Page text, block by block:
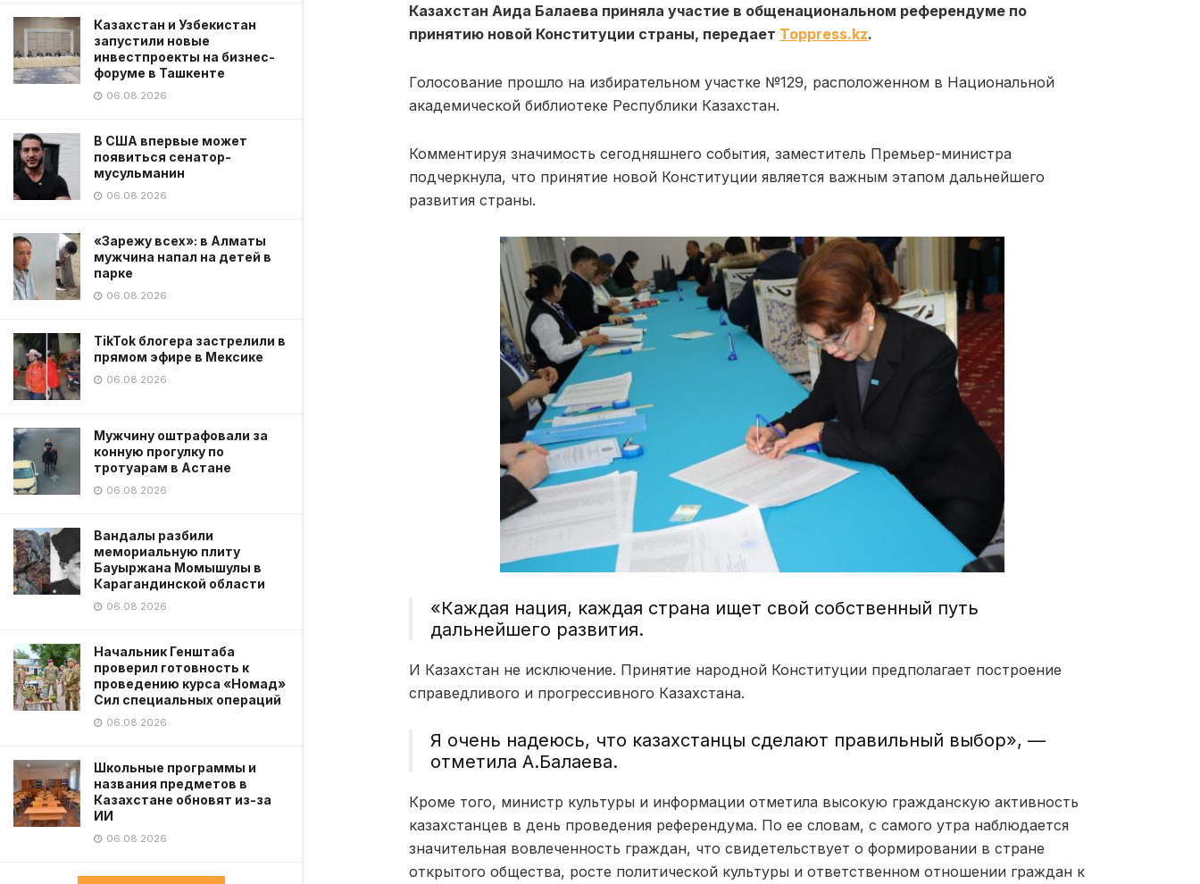
Казахстан и Узбекистан
запустили новые
инвестпроекты на бизнес-
форуме в Ташкенте
06.08.2026
В США впервые может
появиться сенатор-
мусульманин
06.08.2026
«Зарежу всех»: в Алматы
мужчина напал на детей в
парке
06.08.2026
TikTok блогера застрелили в
прямом эфире в Мексике
06.08.2026
Мужчину оштрафовали за
конную прогулку по
тротуарам в Астане
06.08.2026
Вандалы разбили
мемориальную плиту
Бауыржана Момышулы в
Карагандинской области
06.08.2026
Начальник Генштаба
проверил готовность к
проведению курса «Номад»
Сил специальных операций
06.08.2026
Школьные программы и
названия предметов в
Казахстане обновят из-за
ИИ
06.08.2026
Казахстан Аида Балаева приняла участие в общенациональном референдуме по
принятию новой Конституции страны, передает Toppress.kz.
Голосование прошло на избирательном участке №129, расположенном в Национальной
академической библиотеке Республики Казахстан.
Комментируя значимость сегодняшнего события, заместитель Премьер-министра
подчеркнула, что принятие новой Конституции является важным этапом дальнейшего
развития страны.
«Каждая нация, каждая страна ищет свой собственный путь
дальнейшего развития.
И Казахстан не исключение. Принятие народной Конституции предполагает построение
справедливого и прогрессивного Казахстана.
Я очень надеюсь, что казахстанцы сделают правильный выбор», —
отметила А.Балаева.
Кроме того, министр культуры и информации отметила высокую гражданскую активность
казахстанцев в день проведения референдума. По ее словам, с самого утра наблюдается
значительная вовлеченность граждан, что свидетельствует о формировании в стране
открытого общества, росте политической культуры и ответственном отношении граждан к